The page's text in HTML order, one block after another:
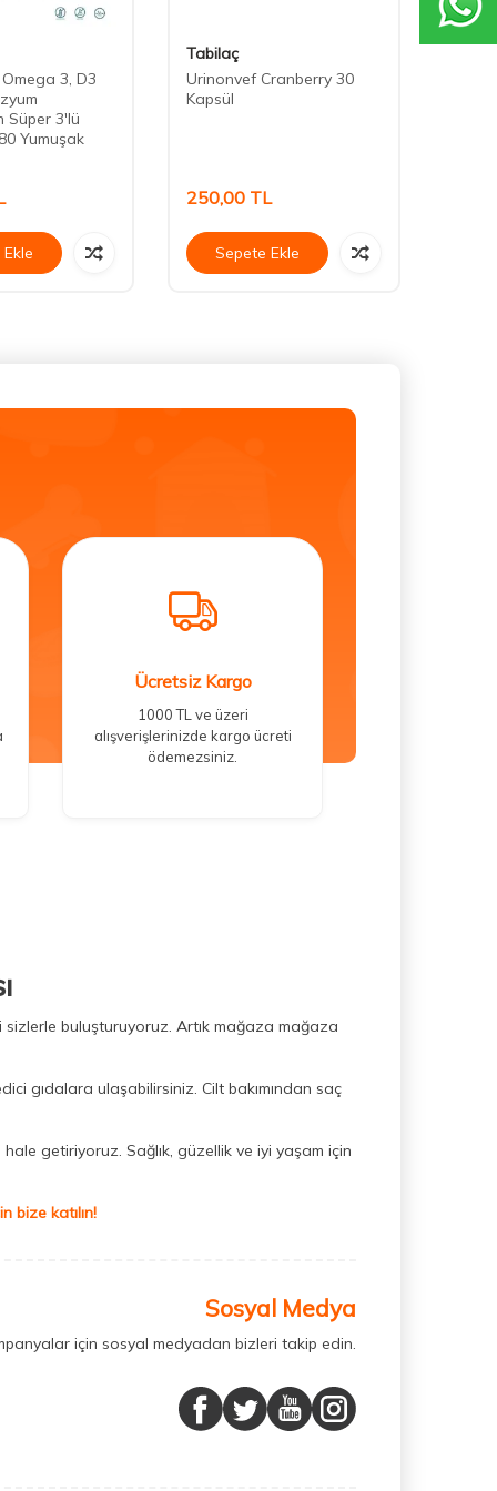
3, D3
Süper 3'lü
Yumuşak
Tabilaç
Urinonvef Cranberry 30
Kapsül
250,00 TL
Sepete Ekle
Ücretsiz Kargo
1000 TL ve üzeri
alışverişlerinizde kargo ücreti
ödemezsiniz.
sizlerle buluşturuyoruz. Artık mağaza mağaza
gıdalara ulaşabilirsiniz. Cilt bakımından saç
getiriyoruz. Sağlık, güzellik ve iyi yaşam için
bize katılın!
Sosyal Medya
için sosyal medyadan bizleri takip edin.